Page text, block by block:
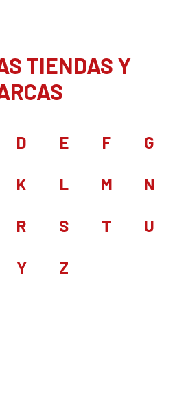
TIENDAS Y
D E F G
K L M N
R S T U
Y Z